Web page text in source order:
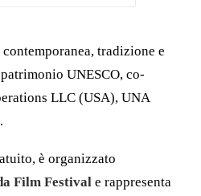
tradizione e
UNESCO, co-
LLC (USA), UNA
è organizzato
Film Festival e rappresenta